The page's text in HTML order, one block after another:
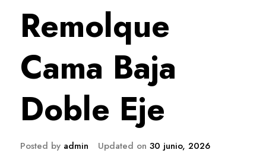
Remolque
Cama Baja
Doble Eje
Posted by admin Updated on 30 junio, 2026